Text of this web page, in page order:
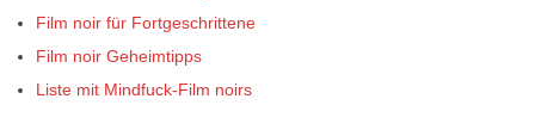
Film noir für Fortgeschrittene
Film noir Geheimtipps
Liste mit Mindfuck-Film noirs